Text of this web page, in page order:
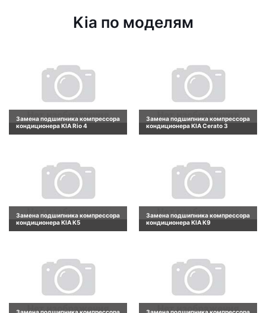
Kia по моделям
Замена подшипника компрессора
кондиционера KIA Rio 4
Замена подшипника компрессора
кондиционера KIA Cerato 3
Замена подшипника компрессора
кондиционера KIA K5
Замена подшипника компрессора
кондиционера KIA K9